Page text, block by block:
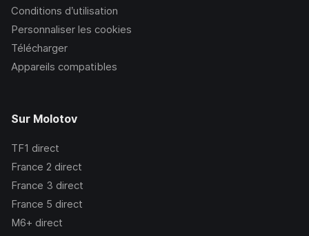
Conditions d’utilisation
Personnaliser les cookies
Télécharger
Appareils compatibles
Sur Molotov
TF1 direct
France 2 direct
France 3 direct
France 5 direct
M6+ direct